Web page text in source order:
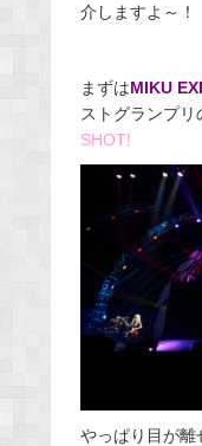
介しますよ～！
まずはMIKU
ストグランプリ
SHOT!
やっぱり目が離